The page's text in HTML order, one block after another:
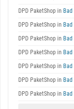
DPD PaketShop in
DPD PaketShop in
DPD PaketShop in
DPD PaketShop in
DPD PaketShop in
DPD PaketShop in
DPD PaketShop in